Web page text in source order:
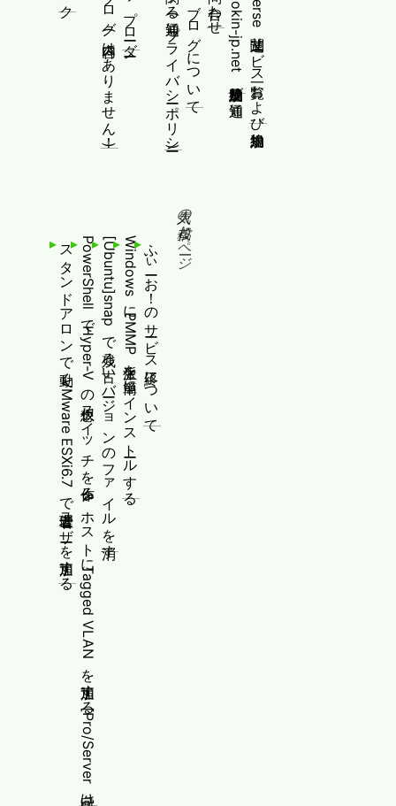
Fediverse関連サービス一覧および追加規約
www.okin-jp.net 追加規約及び通知
このブログについて
個人情報等に関する通知(プライバシーポリシー)
前のブログ(内容はありません！)
人気の投稿とページ
ふぃーお！のサービス終了について
WindowsにPMMP派生を簡単にインストールする
[Ubuntu]snapで残る古いバージョンのファイルを消す
PowerShellでHyper-Vの仮想スイッチを作る&ホストにTagged VLANを追加する[Pro/Server向け]
スタンドアロンで動くVMware ESXi6.7で管理者ユーザーを追加する